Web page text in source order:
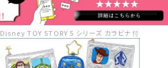
Disney TOY STORY 5 シリーズ カラビナ付きミニ